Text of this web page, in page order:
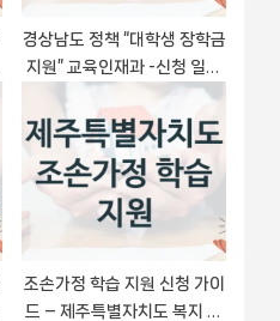
경상남도 정책 “대학생 장학금
지원” 교육인재과 -신청 일정
조손가정 학습 지원 신청 가이
드 – 제주특별자치도 복지 지